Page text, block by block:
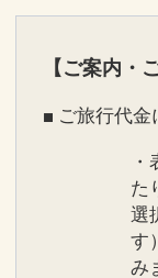
31日
インター
17169872
【ご案内・
■ ご旅行代金
た
選
す
み